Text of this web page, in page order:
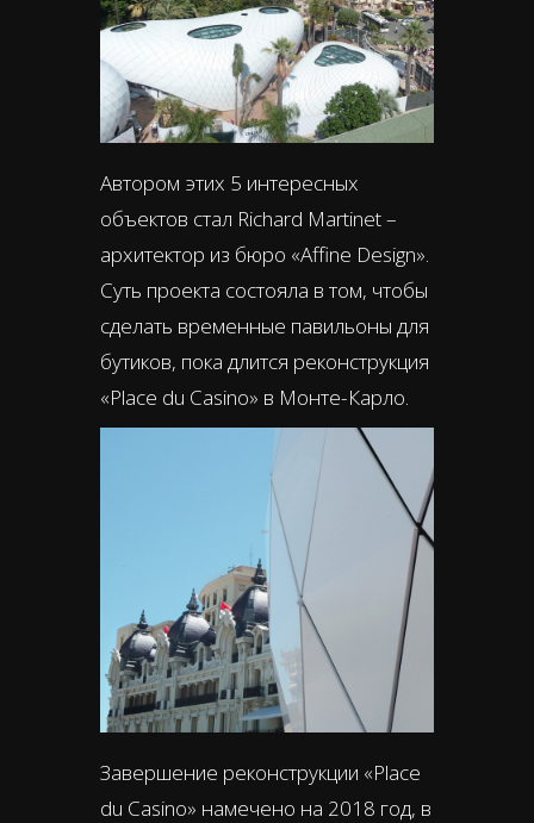
Автором этих 5 интересных
объектов стал Richard Martinet –
архитектор из бюро «Affine Design».
Суть проекта состояла в том, чтобы
сделать временные павильоны для
бутиков, пока длится реконструкция
«Place du Casino» в Монте-Карло.
Завершение реконструкции «Place
du Casino» намечено на 2018 год, в